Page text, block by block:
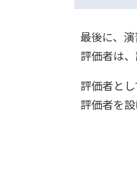
最後に、
評価者は
評価者と
評価者を